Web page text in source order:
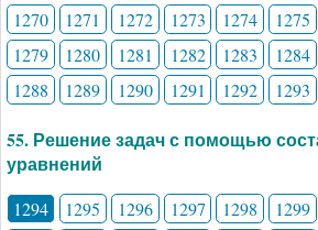
1270 1271 1272 1273 1274 1275
1279
1280 1281 1282 1283 1284
1288
1289 1290 1291 1292 1293
55. Решение задач с помощью
уравнений
1294 1295 1296 1297 1298 1299